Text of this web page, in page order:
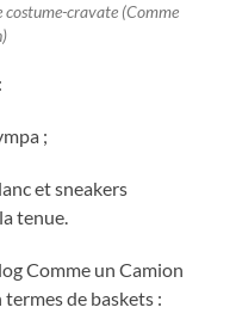
costume-cravate (Comme
;
et sneakers
tenue.
Comme un Camion
termes de baskets :